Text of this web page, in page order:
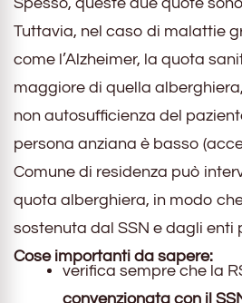
Tuttavia, nel caso di malattie
come l’Alzheimer, la quota
maggiore di quella
non autosufficienza del
persona anziana è basso
Comune di residenza può
quota alberghiera, in modo
sostenuta dal SSN e dagli enti
Cose importanti da sapere:
verifica sempre che la
convenzionata con il